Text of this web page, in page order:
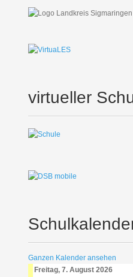
virtueller
Ganzen Kalender ansehen
Freitag, 7. August 2026